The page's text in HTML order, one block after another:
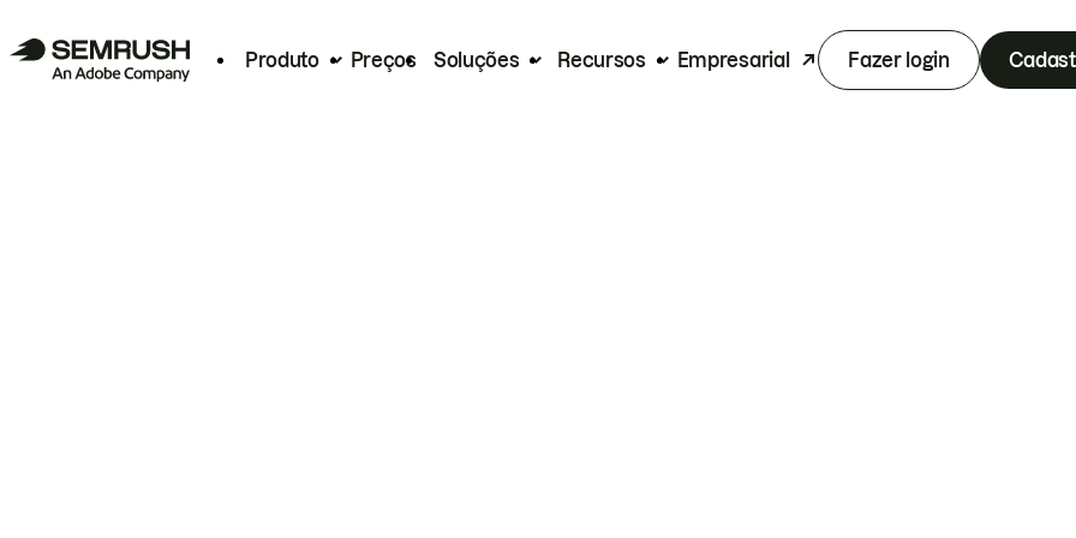
Produto Preços Soluções Recursos Empresarial Fazer login